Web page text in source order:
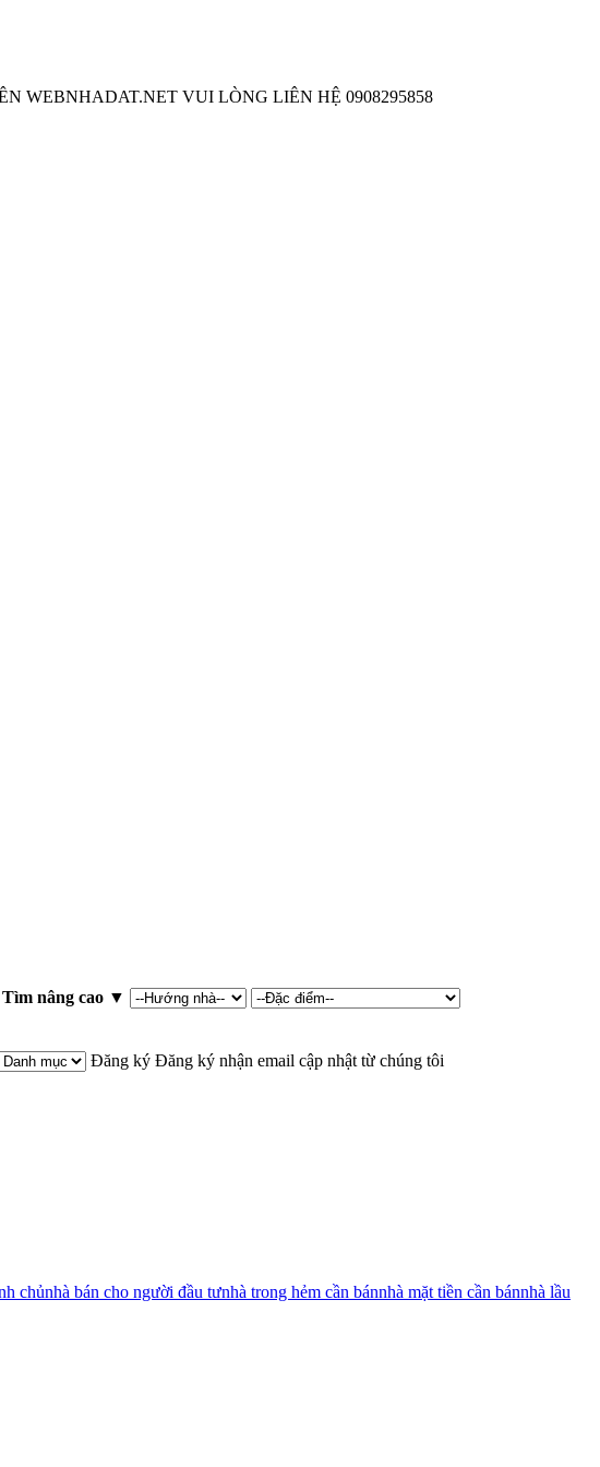
WEBNHADAT.NET VUI LÒNG LIÊN HỆ 0908295858
Tìm nâng cao ▼
Đăng ký Đăng ký nhận email cập nhật từ chúng tôi
chủnhà bán cho người đầu tưnhà trong hẻm cần bánnhà mặt tiền cần bánnhà lầu